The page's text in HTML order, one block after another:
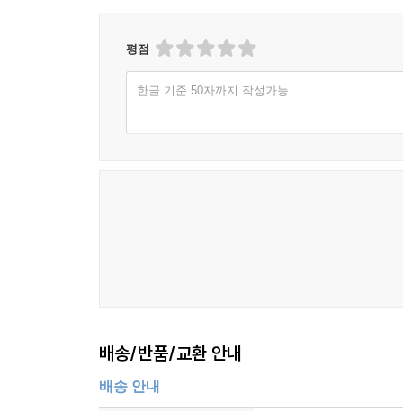
평점
한글 기준 50자까지 작성가능
배송/반품/교환 안내
배송 안내